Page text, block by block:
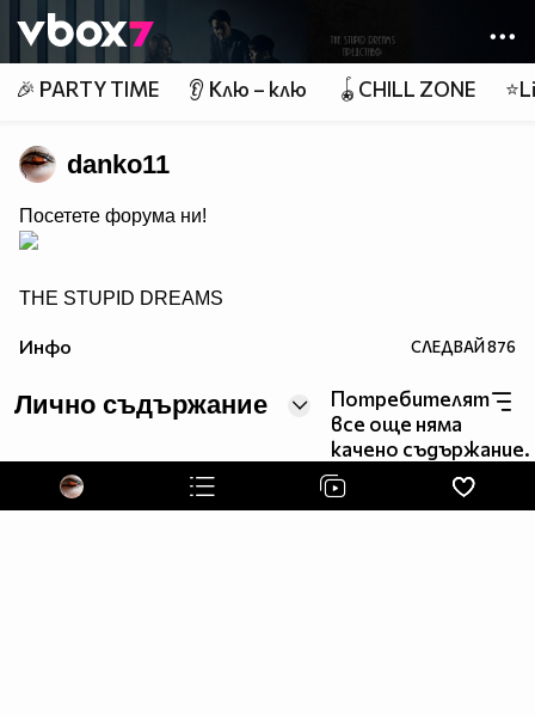
👾
🎉 PARTY TIME 👂 Клю – клю 🪀CHILL ZONE
danko11
Посетете форума ни!
THE STUPID DREAMS
Инфо СЛЕДВАЙ876
Лично съдържание
Потребителят
все още няма
качено съдържание.